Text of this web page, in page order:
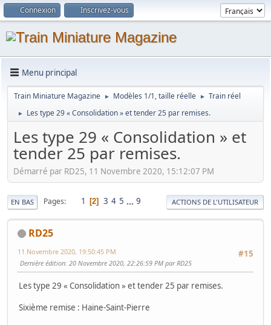
Connexion Inscrivez-vous
Menu principal
Train Miniature Magazine ► Modèles 1/1, taille réelle ► Train réel
► Les type 29 « Consolidation » et tender 25 par remises.
Les type 29 « Consolidation » et
tender 25 par remises.
Démarré par RD25, 11 Novembre 2020, 15:12:07 PM
EN BAS Pages 1 2 3 4 5 ... 9 ACTIONS DE L'UTILISATEUR
RD25
#15
11 Novembre 2020, 19:50:45 PM
Dernière édition: 20 Novembre 2020, 22:26:59 PM par RD25
Les type 29 « Consolidation » et tender 25 par remises.
Sixième remise : Haine-Saint-Pierre